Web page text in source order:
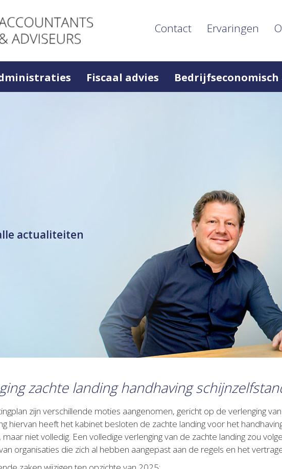
Contact Ervaringen
Fiscaal advies Bedrijfseconomisch
actualiteiten
zachte landing handhaving
zijn verschillende moties aangenomen, gericht op de verlenging
hiervan heeft het kabinet besloten de zachte landing voor het
niet volledig. Een volledige verlenging van de zachte landing zou
organisaties die zich al hebben aangepast aan de regels en het